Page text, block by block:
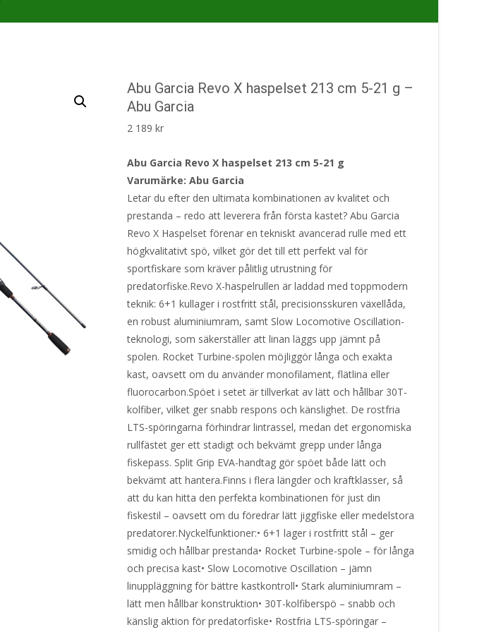
Abu Garcia Revo X haspelset 213 cm 5-21 g –
Abu Garcia
2 189kr
Abu Garcia Revo X haspelset 213 cm 5-21 g
Varumärke: Abu Garcia
Letar du efter den ultimata kombinationen av kvalitet och
prestanda – redo att leverera från första kastet? Abu Garcia
Revo X Haspelset förenar en tekniskt avancerad rulle med ett
högkvalitativt spö, vilket gör det till ett perfekt val för
sportfiskare som kräver pålitlig utrustning för
predatorfiske.Revo X-haspelrullen är laddad med toppmodern
teknik: 6+1 kullager i rostfritt stål, precisionsskuren växellåda,
en robust aluminiumram, samt Slow Locomotive Oscillation-
teknologi, som säkerställer att linan läggs upp jämnt på
spolen. Rocket Turbine-spolen möjliggör långa och exakta
kast, oavsett om du använder monofilament, flätlina eller
fluorocarbon.Spöet i setet är tillverkat av lätt och hållbar 30T-
kolfiber, vilket ger snabb respons och känslighet. De rostfria
LTS-spöringarna förhindrar lintrassel, medan det ergonomiska
rullfästet ger ett stadigt och bekvämt grepp under långa
fiskepass. Split Grip EVA-handtag gör spöet både lätt och
bekvämt att hantera.Finns i flera längder och kraftklasser, så
att du kan hitta den perfekta kombinationen för just din
fiskestil – oavsett om du föredrar lätt jiggfiske eller medelstora
predatorer.Nyckelfunktioner:• 6+1 lager i rostfritt stål – ger
smidig och hållbar prestanda• Rocket Turbine-spole – för långa
och precisa kast• Slow Locomotive Oscillation – jämn
linuppläggning för bättre kastkontroll• Stark aluminiumram –
lätt men hållbar konstruktion• 30T-kolfiberspö – snabb och
känslig aktion för predatorfiske• Rostfria LTS-spöringar –